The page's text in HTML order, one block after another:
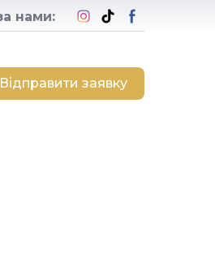
нами:
Відправити заявку